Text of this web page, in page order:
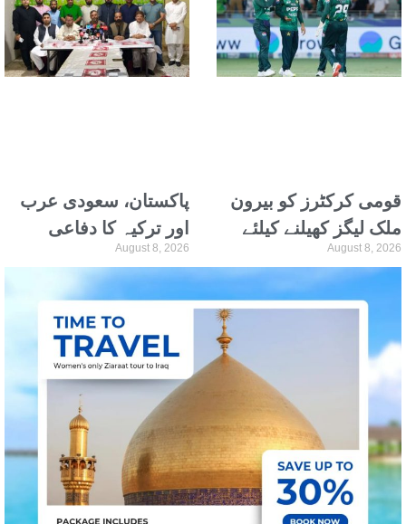
پاکستان، سعودی عرب
اور ترکیہ کا دفاعی
اتحاد، مسلم لیگ ن نے
تاریخی پیش رفت قرار
August 8, 2026
قومی کرکٹرز کو بیرون
ملک لیگز کھیلنے کیلئے
این او سی جاری
August 8, 2026